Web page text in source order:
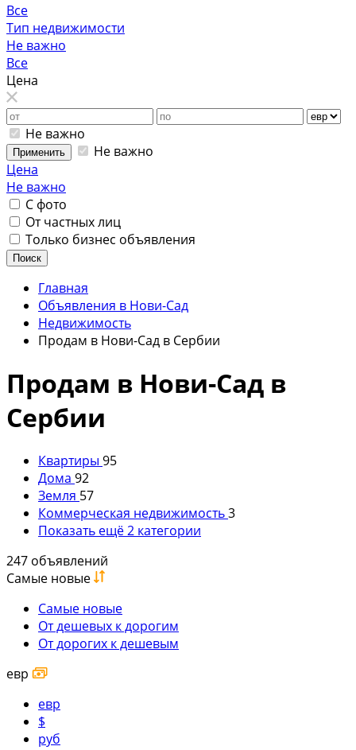
Все
Тип недвижимости
Не важно
Все
Цена
Не важно
Применить
Не важно
Цена
Не важно
С фото
От частных лиц
Только бизнес объявления
Поиск
Главная
Объявления в Нови-Сад
Недвижимость
Продам в Нови-Сад в Сербии
Продам в Нови-Сад в
Сербии
Квартиры 95
Дома 92
Земля 57
Коммерческая недвижимость3
Показать ещё 2 категории
247 объявлений
Самые новые
Самые новые
От дешевых к дорогим
От дорогих к дешевым
евр
евр
$
руб